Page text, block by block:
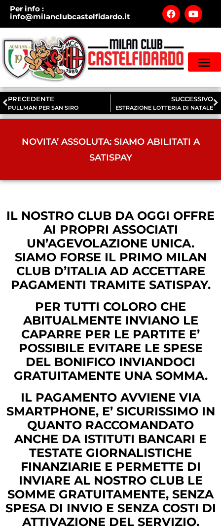
Per info :
info@milanclubcastelfidardo.it
PRECEDENTE
PULLMAN PER SAN SIRO
SUCCESSIVO
ESTRAZIONE LOTTERIA DI NATALE
NOVITA’ ASSOLUTA: SIAMO ABILITATI A
SATISPAY
IL NOSTRO CLUB DA OGGI OFFRE
AI PROPRI ASSOCIATI
UN’AGEVOLAZIONE UNICA.
SIAMO FORSE IL PRIMO MILAN
CLUB D’ITALIA AD ACCETTARE
PAGAMENTI TRAMITE SATISPAY.
PER TUTTI COLORO CHE
ABITUALMENTE INVIANO LE
CAPARRE PER LE PARTITE E’
POSSIBILE EVITARE LE SPESE
DEL BONIFICO INVIANDOCI
GRATUITAMENTE UNA SOMMA.
IL PAGAMENTO AVVIENE VIA
SMARTPHONE, E’ SICURISSIMO IN
QUANTO RACCOMANDATO
ANCHE DA ISTITUTI BANCARI E
TESTATE GIORNALISTICHE
FINANZIARIE E PERMETTE DI
INVIARE AL NOSTRO CLUB LE
SOMME GRATUITAMENTE, SENZA
SPESA DI INVIO E SENZA COSTI DI
ATTIVAZIONE DEL SERVIZIO.